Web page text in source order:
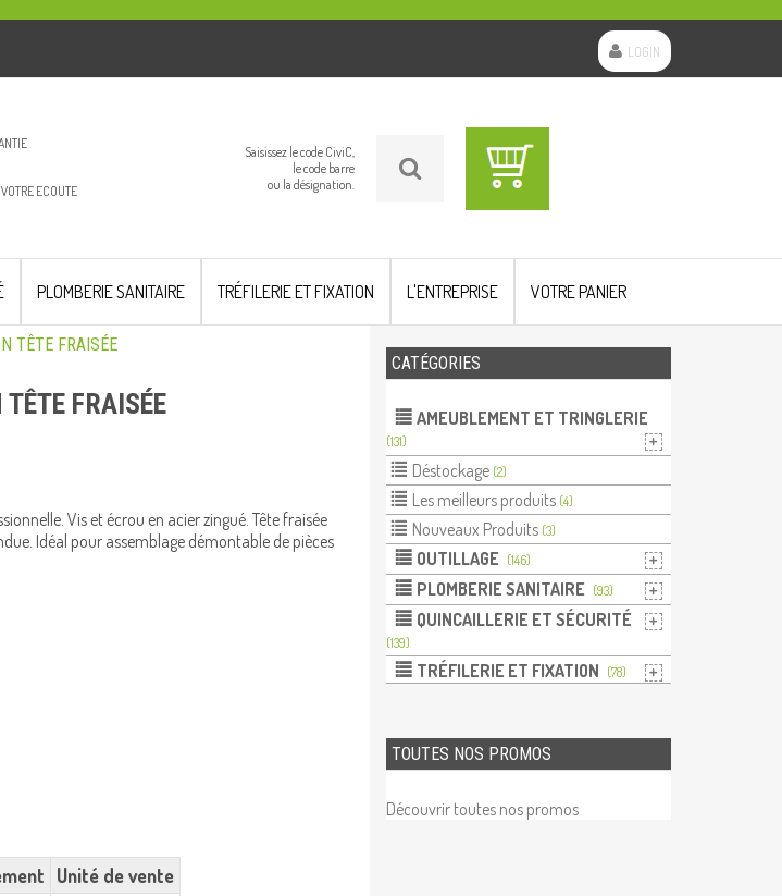
LOGIN
ECOUTE
Saisissez le code CiviC,
le code barre
ou la désignation.
PLOMBERIE SANITAIRE TRÉFILERIE ET FIXATION L'ENTREPRISE VOTRE PANIER
TÊTE FRAISÉE
TÊTE FRAISÉE
Vis et écrou en acier zingué. Tête fraisée
Idéal pour assemblage démontable de pièces
Unité de vente
CATÉGORIES
AMEUBLEMENT ET TRINGLERIE
(131)
Déstockage (2)
Les meilleurs produits (4)
Nouveaux Produits (3)
OUTILLAGE (146)
PLOMBERIE SANITAIRE (93)
QUINCAILLERIE ET SÉCURITÉ
(139)
TRÉFILERIE ET FIXATION (78)
TOUTES NOS PROMOS
Découvrir toutes nos promos